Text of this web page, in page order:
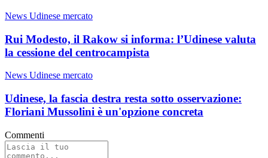
News Udinese mercato
Rui Modesto, il Rakow si informa: l’Udinese valuta
la cessione del centrocampista
News Udinese mercato
Udinese, la fascia destra resta sotto osservazione:
Floriani Mussolini è un'opzione concreta
Commenti